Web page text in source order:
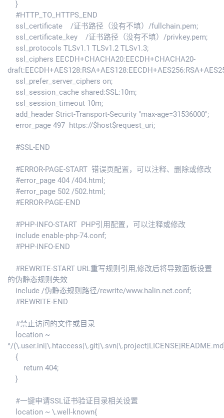
}
#HTTP_TO_HTTPS_END
ssl_certificate /证书路径（没有不填）/fullchain.pem;
ssl_certificate_key /证书路径（没有不填）/privkey.pem;
ssl_protocols TLSv1.1 TLSv1.2 TLSv1.3;
ssl_ciphers EECDH+CHACHA20:EECDH+CHACHA20-
ssl_prefer_server_ciphers on;
ssl_session_cache shared:SSL:10m;
ssl_session_timeout 10m;
add_header Strict-Transport-Security "max-age=31536000";
error_page 497 https://$host$request_uri;
#SSL-END
#ERROR-PAGE-START 错误页配置，可以注释、删除或修改
#error_page 404 /404.html;
#error_page 502 /502.html;
#ERROR-PAGE-END
#PHP-INFO-START PHP引用配置，可以注释或修改
include enable-php-74.conf;
#PHP-INFO-END
#REWRITE-START URL重写规则引用,修改后将导致面板设置
的伪静态规则失效
include /伪静态规则路径/rewrite/www.halin.net.conf;
#REWRITE-END
#禁止访问的文件或目录
location ~
^/
{
return 404;
}
#一键申请SSL证书验证目录相关设置
location ~ \.well-known{